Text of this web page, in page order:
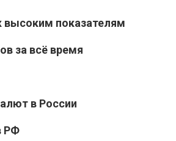
показателям
за всё время
в России
РФ